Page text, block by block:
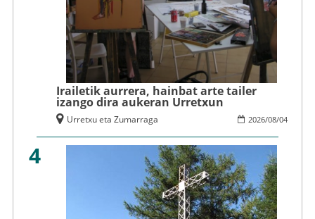
Irailetik aurrera, hainbat arte tailer
izango dira aukeran Urretxun
2026/08/04
Urretxu eta Zumarraga
4